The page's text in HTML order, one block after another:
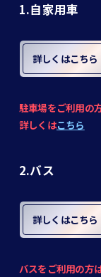
1.自家用車
詳しくはこちら
駐車場をご利用の
詳しくはこちら
2.バス
詳しくはこちら
バスをご利用の方